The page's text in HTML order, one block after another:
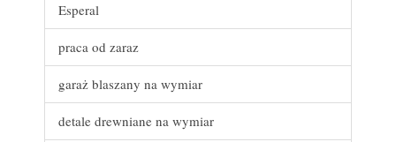
Esperal
praca od zaraz
garaż blaszany na wymiar
detale drewniane na wymiar